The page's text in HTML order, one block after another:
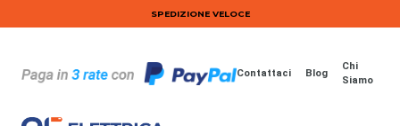
Salta al contenuto principaleSPEDIZIONE VELOCE
Contattaci Blog
Chi
Siamo